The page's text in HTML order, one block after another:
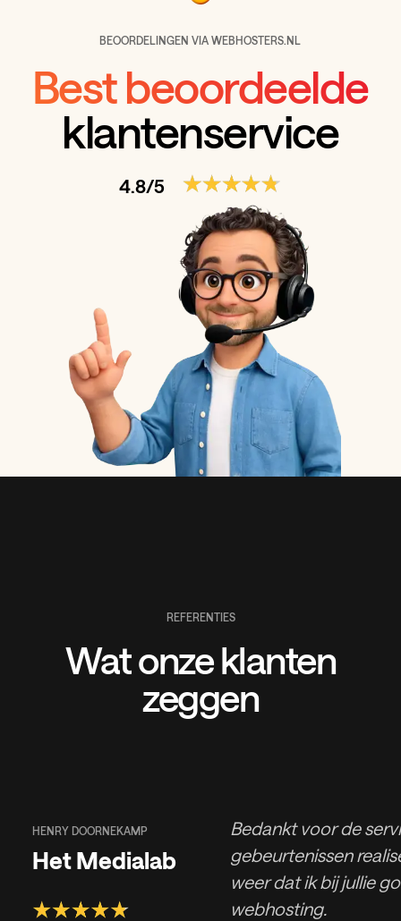
BEOORDELINGEN VIA WEBHOSTERS.NL
Best beoordeelde
klantenservice
4.8/5
REFERENTIES
Wat onze klanten
zeggen
HENRY DOORNEKAMP
Het Medialab
Bedankt voor de
gebeurtenissen
weer dat ik bij jullie
webhosting.